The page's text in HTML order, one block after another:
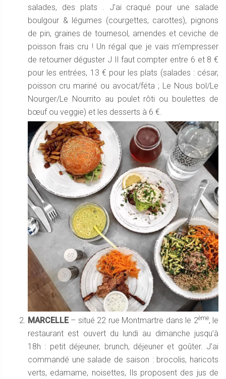
salades, des plats . J’ai craqué pour une salade
boulgour & légumes (courgettes, carottes), pignons
de pin, graines de tournesol, amendes et ceviche de
poisson frais cru ! Un régal que je vais m’empresser
de retourner déguster J Il faut compter entre 6 et 8 €
pour les entrées, 13 € pour les plats (salades : césar,
poisson cru mariné ou avocat/féta ; Le Nous bol/Le
Nourger/Le Nourrito au poulet rôti ou boulettes de
bœuf ou veggie) et les desserts à 6 €.
MARCELLE– situé 22 rue Montmartre dans le 2ème, le
restaurant est ouvert du lundi au dimanche jusqu’à
18h : petit déjeuner, brunch, déjeuner et goûter. J’ai
commandé une salade de saison : brocolis, haricots
verts, edamame, noisettes, Ils proposent des jus de